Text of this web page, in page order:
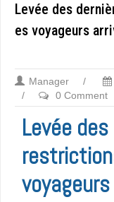
Levée des
es voyageurs
Manager /
/
0 Comment
Levée